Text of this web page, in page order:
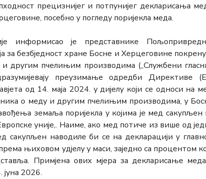
прецизнијег и потпунијег декларисања
посебно у погледу поријекла меда.
је представнике
за безбједност хране Босне и Херцеговине
другим пчелињим производима („Службени
преузимање одредби Директиве
од 14. маја 2024. у дијелу који се односи на
о меду и другим пчелињим производима, у
земаља поријекла у којима је мед сакупљен
уније,. Наиме, ако мед потиче из више од
сакупљен наводиле би се на декларацији у
њиховом удјелу у маси, заједно са процентом
Примјена ових мјера за декларисање
2026.